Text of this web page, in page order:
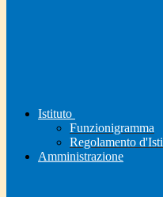
Istituto
Funzionigramma
Regolamento
Amministrazione